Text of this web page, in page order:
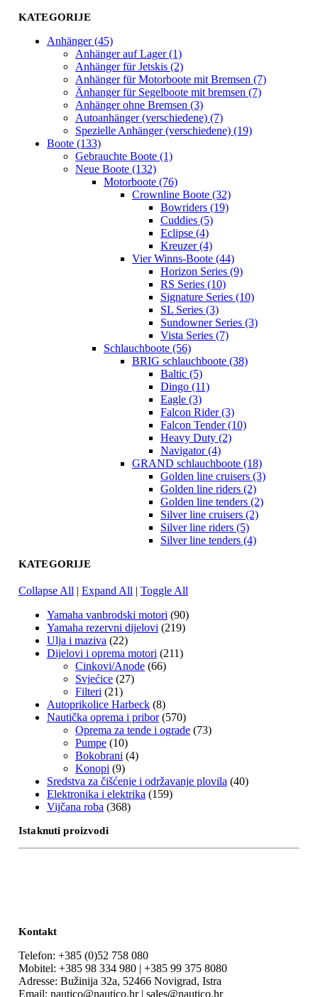
KATEGORIJE
Anhänger (45)
Anhänger auf Lager (1)
Anhänger für Jetskis (2)
Anhänger für Motorboote mit Bremsen (7)
Änhanger für Segelboote mit bremsen (7)
Anhänger ohne Bremsen (3)
Autoanhänger (verschiedene) (7)
Spezielle Anhänger (verschiedene) (19)
Boote (133)
Gebrauchte Boote (1)
Neue Boote (132)
Motorboote (76)
Crownline Boote (32)
Bowriders (19)
Cuddies (5)
Eclipse (4)
Kreuzer (4)
Vier Winns-Boote (44)
Horizon Series (9)
RS Series (10)
Signature Series (10)
SL Series (3)
Sundowner Series (3)
Vista Series (7)
Schlauchboote (56)
BRIG schlauchboote (38)
Baltic (5)
Dingo (11)
Eagle (3)
Falcon Rider (3)
Falcon Tender (10)
Heavy Duty (2)
Navigator (4)
GRAND schlauchboote (18)
Golden line cruisers (3)
Golden line riders (2)
Golden line tenders (2)
Silver line cruisers (2)
Silver line riders (5)
Silver line tenders (4)
KATEGORIJE
Collapse All | Expand All | Toggle All
Yamaha vanbrodski motori (90)
Yamaha rezervni dijelovi (219)
Ulja i maziva (22)
Dijelovi i oprema motori (211)
Cinkovi/Anode (66)
Svjećice (27)
Filteri (21)
Autoprikolice Harbeck (8)
Nautička oprema i pribor (570)
Oprema za tende i ograde (73)
Pumpe (10)
Bokobrani (4)
Konopi (9)
Sredstva za čišćenje i održavanje plovila (40)
Elektronika i elektrika (159)
Vijčana roba (368)
Istaknuti proizvodi
Kontakt
Telefon: +385 (0)52 758 080
Mobitel: +385 98 334 980 | +385 99 375 8080
Adresse: Bužinija 32a, 52466 Novigrad, Istra
Email: nautico@nautico.hr | sales@nautico.hr